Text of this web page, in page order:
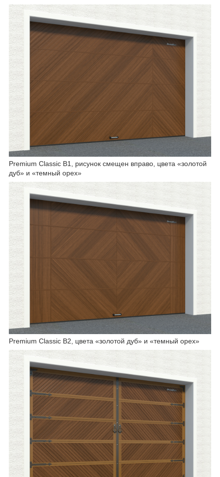
Premium Classic B1, рисунок смещен вправо, цвета «золотой
дуб» и «темный орех»
Premium Classic B2, цвета «золотой дуб» и «темный орех»